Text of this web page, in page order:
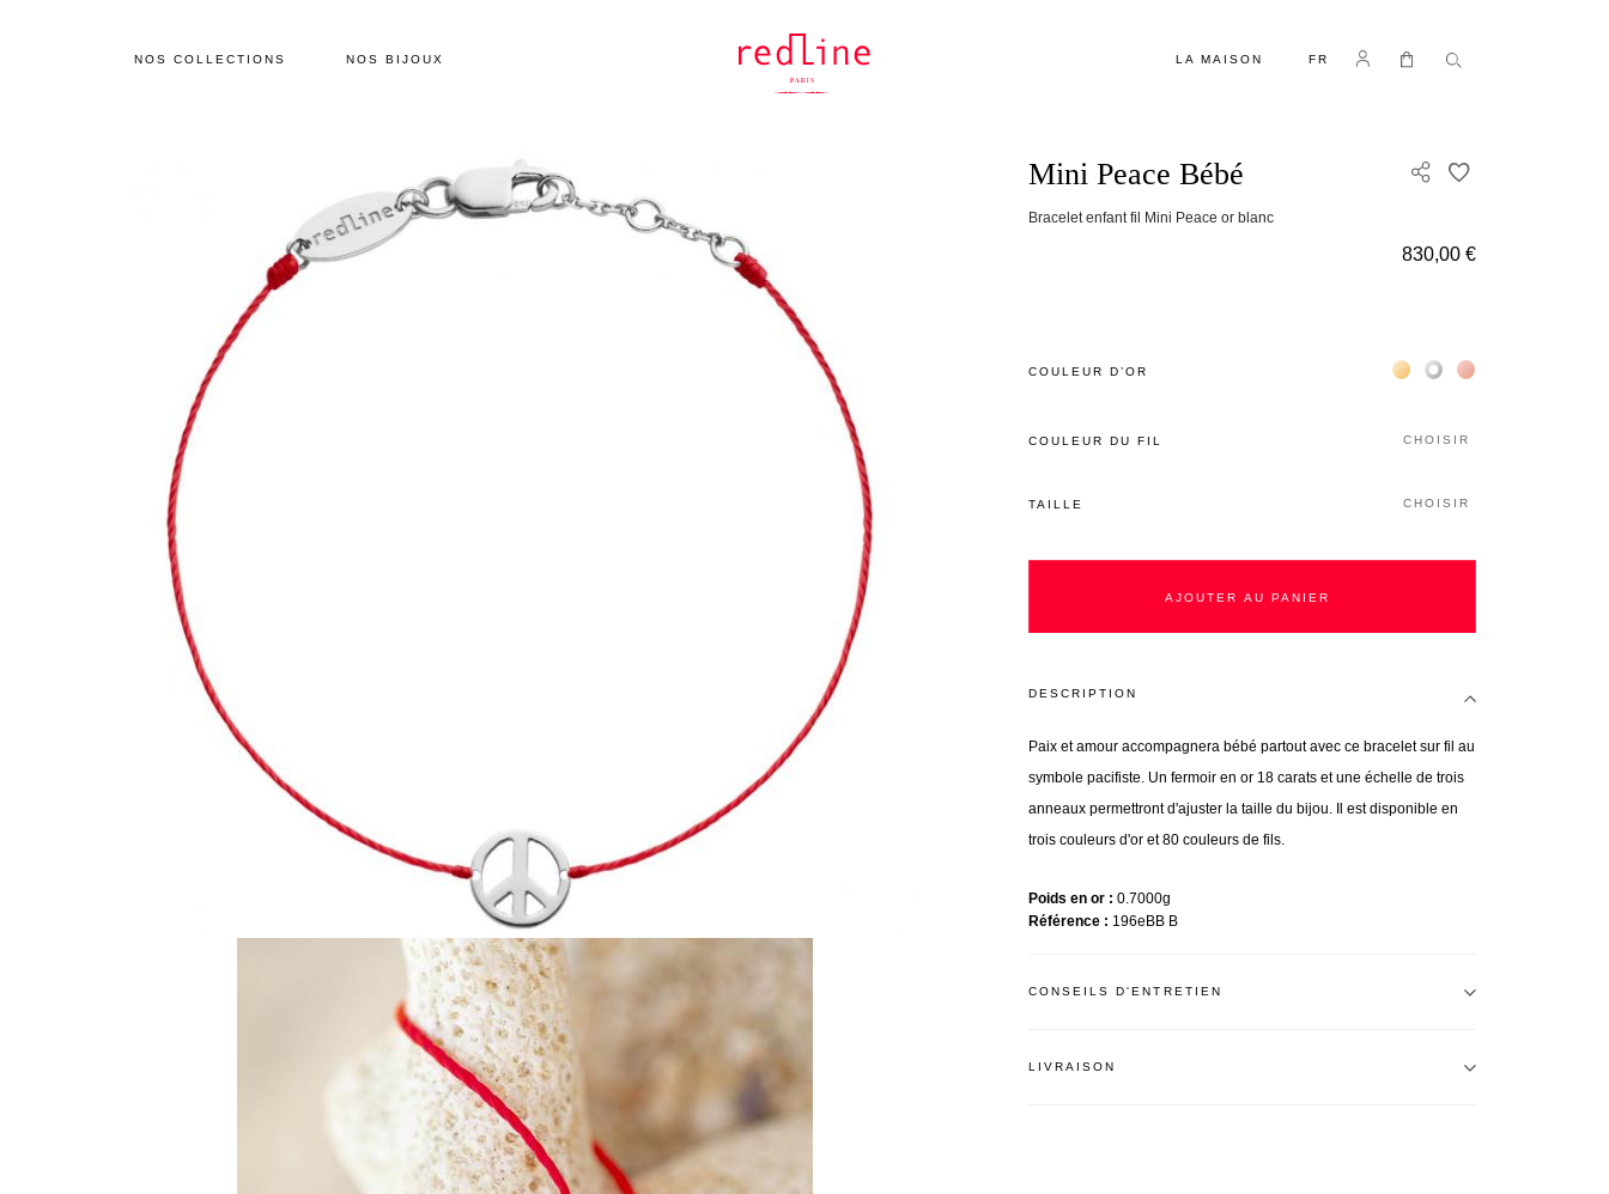
NOS COLLECTIONS NOS BIJOUX LA MAISON FR Se connecter
Mon panier
Mini Peace Bébé
Bracelet enfant fil Mini Peace or blanc
830,00 €
COULEUR D’OR Жёлтое золото 18К
Белое золото 18К
Розовое золото
COULEUR DU FIL CHOISIR
TAILLE CHOISIR
AJOUTER AU PANIER
DESCRIPTION
Paix et amour accompagnera bébé partout avec ce bracelet sur fil au
symbole pacifiste. Un fermoir en or 18 carats et une échelle de trois
anneaux permettront d'ajuster la taille du bijou. Il est disponible en
trois couleurs d'or et 80 couleurs de fils.
Poids en or
0.7000g
Référence
196eBB B
CONSEILS D'ENTRETIEN
LIVRAISON